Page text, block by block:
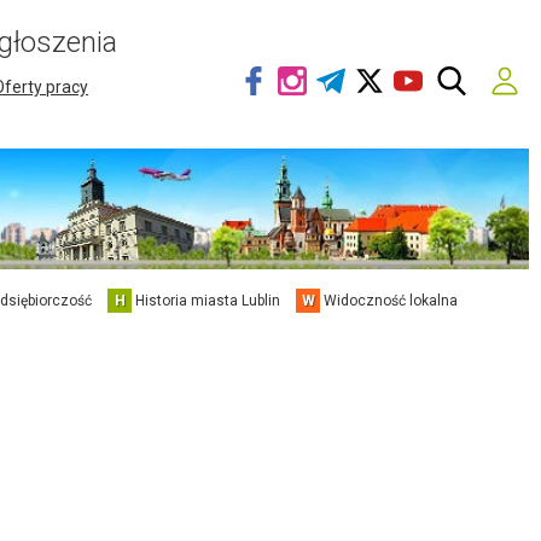
pracy
H Historia miasta Lublin W Widoczność lokalna